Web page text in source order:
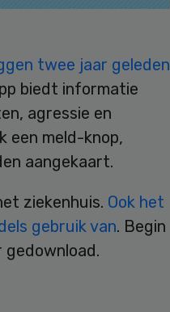
twee jaar geleden
biedt informatie
agressie en
een meld-knop,
aangekaart.
ziekenhuis. Ook het
gebruik van. Begin